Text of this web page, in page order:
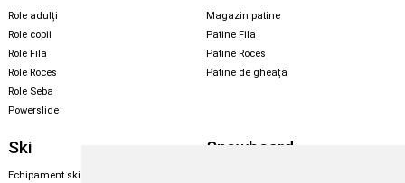
Role adulți
Role copii
Role Fila
Role Roces
Role Seba
Powerslide
Magazin patine
Patine Fila
Patine Roces
Patine de gheață
Ski
Echipament ski
Snowboard